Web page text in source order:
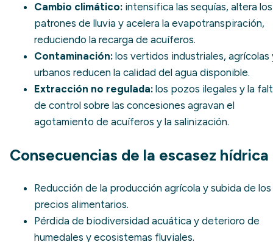
Cambio climático: intensifica las sequías, altera los
patrones de lluvia y acelera la evapotranspiración,
reduciendo la recarga de acuíferos.
Contaminación: los vertidos industriales, agrícolas
urbanos reducen la calidad del agua disponible.
Extracción no regulada: los pozos ilegales y la
de control sobre las concesiones agravan el
agotamiento de acuíferos y la salinización.
Consecuencias de la escasez hídrica
Reducción de la producción agrícola y subida de los
precios alimentarios.
Pérdida de biodiversidad acuática y deterioro de
humedales y ecosistemas fluviales.